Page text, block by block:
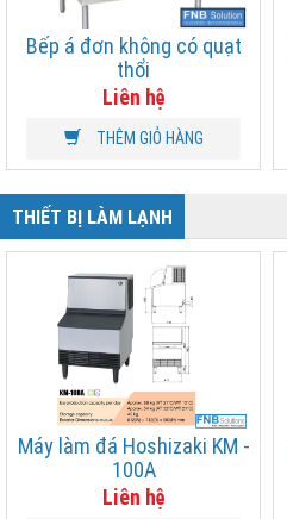
Bếp á đơn không có quạt
thổi
Liên hệ
THÊM GIỎ HÀNG
THIẾT BỊ LÀM LẠNH
Máy làm đá Hoshizaki KM -
100A
Liên hệ